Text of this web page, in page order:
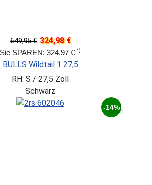
649,95 € 324,98 €
Sie SPAREN: 324,97 € *)
BULLS Wildtail 1 27,5
RH: S / 27,5 Zoll
Schwarz
-14%